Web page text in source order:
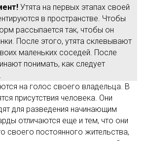
Утята на первых этапах своей
в пространстве. Чтобы
рассыпается так, чтобы он
После этого, утята склевывают
маленьких соседей. После
понимать, как следует
на голос своего владельца. В
присутствия человека. Они
для разведения начинающим
отличаются еще и тем, что они
своего постоянного жительства,